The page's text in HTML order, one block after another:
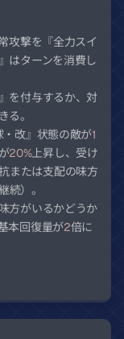
攻撃を『全力スイ
はターンを消費し
を付与するか、対
る。
・改』状態の敵が1
20%上昇し、受け
または支配の味方
続）。
方がいるかどうか
本回復量が2倍に